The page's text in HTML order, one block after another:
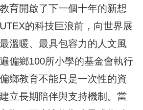
育開啟了下一個十年的新想
的科技巨浪前，向世界展
溫暖、最具包容力的人文風
偏鄉100所小學的基金會執行
鄉教育不能只是一次性的資
立長期陪伴與支持機制。當